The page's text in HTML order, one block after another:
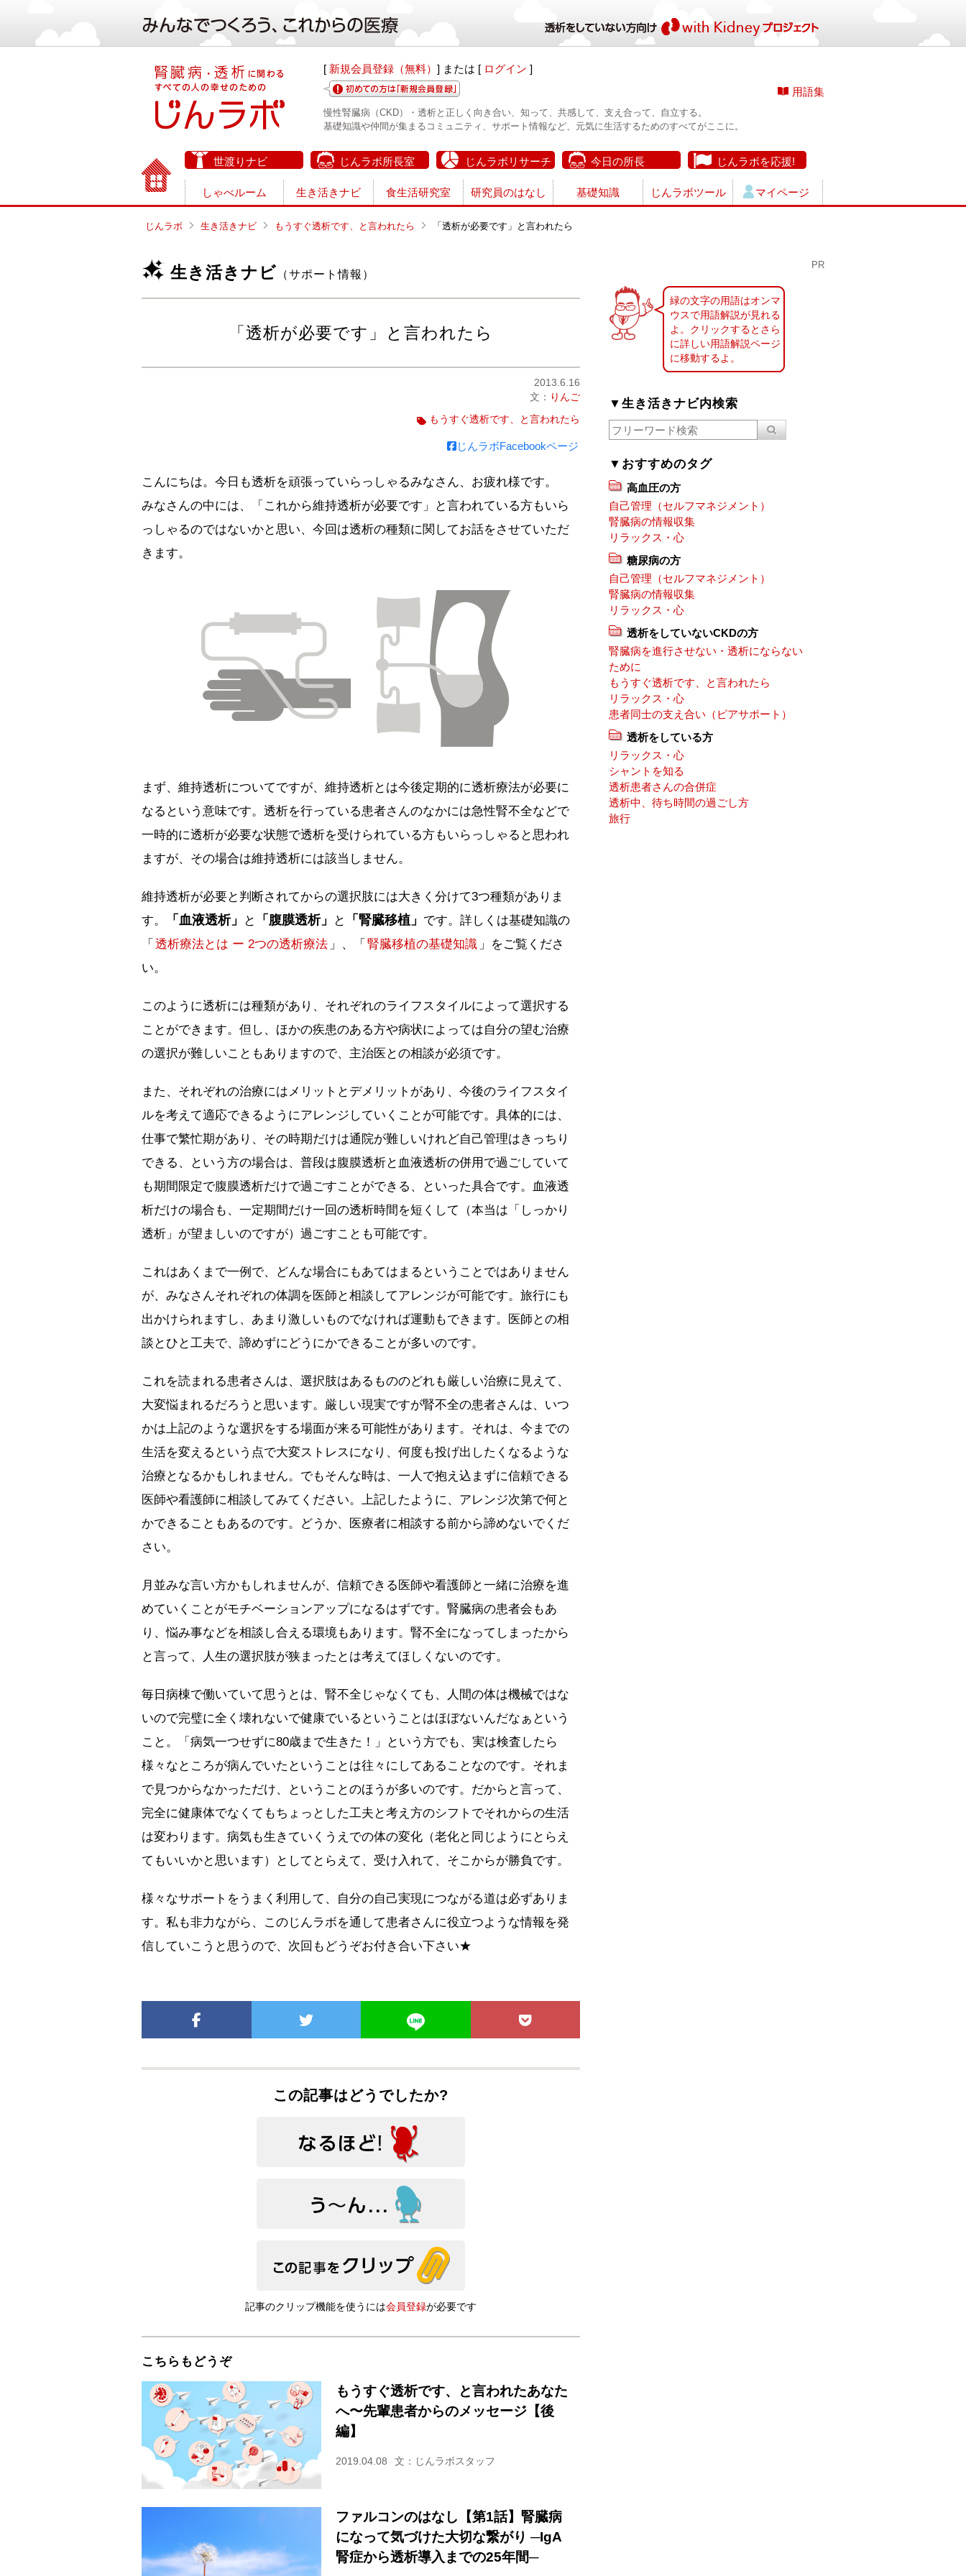
[ 新規会員登録（無料） ] または [ ログイン ]
用語集
慢性腎臓病（CKD）・透析と正しく向き合い、知って、共感して、支え合って、自立する。
基礎知識や仲間が集まるコミュニティ、サポート情報など、元気に生活するためのすべてがここに。
世渡りナビ じんラボ所長室 じんラボリサーチ 今日の所長 じんラボを応援!
しゃべルーム 生き活きナビ 食生活研究室 研究員のはなし 基礎知識 じんラボツール マイページ
じんラボ 生き活きナビ もうすぐ透析です、と言われたら 「透析が必要です」と言われたら
生き活きナビ （サポート情報）
「透析が必要です」と言われたら
2013.6.16
文： りんご
もうすぐ透析です、と言われたら
じんラボFacebookページ
こんにちは。今日も透析を頑張っていらっしゃるみなさん、お疲れ様です。
みなさんの中には、「これから維持透析が必要です」と言われている方もいら
っしゃるのではないかと思い、今回は透析の種類に関してお話をさせていただ
きます。
まず、維持透析についてですが、維持透析とは今後定期的に透析療法が必要に
なるという意味です。透析を行っている患者さんのなかには急性腎不全などで
一時的に透析が必要な状態で透析を受けられている方もいらっしゃると思われ
ますが、その場合は維持透析には該当しません。
維持透析が必要と判断されてからの選択肢には大きく分けて3つ種類がありま
す。
「血液透析」 と 「腹膜透析」 と 「腎臓移植」 です。詳しくは基礎知識の
「 透析療法とは ー 2つの透析療法 」、「 腎臓移植の基礎知識 」をご覧くださ
い。
このように透析には種類があり、それぞれのライフスタイルによって選択する
ことができます。但し、ほかの疾患のある方や病状によっては自分の望む治療
の選択が難しいこともありますので、主治医との相談が必須です。
また、それぞれの治療にはメリットとデメリットがあり、今後のライフスタイ
ルを考えて適応できるようにアレンジしていくことが可能です。具体的には、
仕事で繁忙期があり、その時期だけは通院が難しいけれど自己管理はきっちり
できる、という方の場合は、普段は腹膜透析と血液透析の併用で過ごしていて
も期間限定で腹膜透析だけで過ごすことができる、といった具合です。血液透
析だけの場合も、一定期間だけ一回の透析時間を短くして（本当は「しっかり
透析」が望ましいのですが）過ごすことも可能です。
これはあくまで一例で、どんな場合にもあてはまるということではありません
が、みなさんそれぞれの体調を医師と相談してアレンジが可能です。旅行にも
出かけられますし、あまり激しいものでなければ運動もできます。医師との相
談とひと工夫で、諦めずにどうにかできることが多いのです。
これを読まれる患者さんは、選択肢はあるもののどれも厳しい治療に見えて、
大変悩まれるだろうと思います。厳しい現実ですが腎不全の患者さんは、いつ
かは上記のような選択をする場面が来る可能性があります。それは、今までの
生活を変えるという点で大変ストレスになり、何度も投げ出したくなるような
治療となるかもしれません。でもそんな時は、一人で抱え込まずに信頼できる
医師や看護師に相談してみてください。上記したように、アレンジ次第で何と
かできることもあるのです。どうか、医療者に相談する前から諦めないでくだ
さい。
月並みな言い方かもしれませんが、信頼できる医師や看護師と一緒に治療を進
めていくことがモチベーションアップになるはずです。腎臓病の患者会もあ
り、悩み事などを相談し合える環境もあります。腎不全になってしまったから
と言って、人生の選択肢が狭まったとは考えてほしくないのです。
毎日病棟で働いていて思うとは、腎不全じゃなくても、人間の体は機械ではな
いので完璧に全く壊れないで健康でいるということはほぼないんだなぁという
こと。「病気一つせずに80歳まで生きた！」という方でも、実は検査したら
様々なところが病んでいたということは往々にしてあることなのです。それま
で見つからなかっただけ、ということのほうが多いのです。だからと言って、
完全に健康体でなくてもちょっとした工夫と考え方のシフトでそれからの生活
は変わります。病気も生きていくうえでの体の変化（老化と同じようにとらえ
てもいいかと思います）としてとらえて、受け入れて、そこからが勝負です。
様々なサポートをうまく利用して、自分の自己実現につながる道は必ずありま
す。私も非力ながら、このじんラボを通して患者さんに役立つような情報を発
信していこうと思うので、次回もどうぞお付き合い下さい★
この記事はどうでしたか?
記事のクリップ機能を使うには会員登録が必要です
こちらもどうぞ
もうすぐ透析です、と言われたあなた
へ〜先輩患者からのメッセージ【後
編】
2019.04.08 文：じんラボスタッフ
ファルコンのはなし【第1話】腎臓病
になって気づけた大切な繋がり ─IgA
腎症から透析導入までの25年間─
PR
緑の文字の用語はオンマ
ウスで用語解説が見れる
よ。クリックするとさら
に詳しい用語解説ページ
に移動するよ。
▼生き活きナビ内検索
▼おすすめのタグ
高血圧の方
自己管理（セルフマネジメント）
腎臓病の情報収集
リラックス・心
糖尿病の方
自己管理（セルフマネジメント）
腎臓病の情報収集
リラックス・心
透析をしていないCKDの方
腎臓病を進行させない・透析にならない
ために
もうすぐ透析です、と言われたら
リラックス・心
患者同士の支え合い（ピアサポート）
透析をしている方
リラックス・心
シャントを知る
透析患者さんの合併症
透析中、待ち時間の過ごし方
旅行